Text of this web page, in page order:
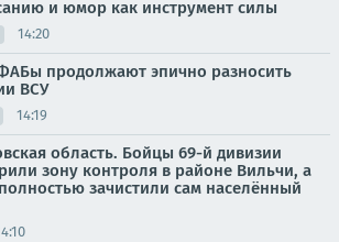
и юмор как инструмент силы
14:20
продолжают эпично разносить
ВСУ
14:19
область. Бойцы 69-й дивизии
зону контроля в районе Вильчи, а
зачистили сам населённый